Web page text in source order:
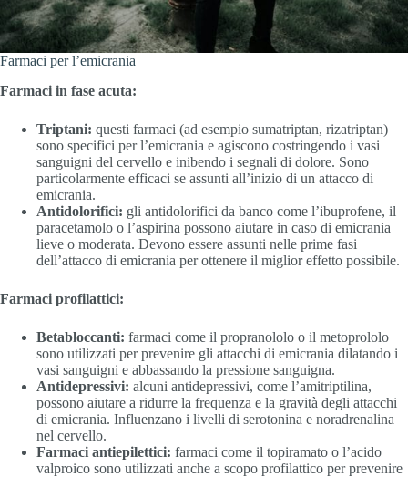
Farmaci per l’emicrania
Farmaci in fase acuta:
Triptani: questi farmaci (ad esempio sumatriptan, rizatriptan)
sono specifici per l’emicrania e agiscono costringendo i vasi
sanguigni del cervello e inibendo i segnali di dolore. Sono
particolarmente efficaci se assunti all’inizio di un attacco di
emicrania.
Antidolorifici: gli antidolorifici da banco come l’ibuprofene, il
paracetamolo o l’aspirina possono aiutare in caso di emicrania
lieve o moderata. Devono essere assunti nelle prime fasi
dell’attacco di emicrania per ottenere il miglior effetto possibile.
Farmaci profilattici:
Betabloccanti: farmaci come il propranololo o il metoprololo
sono utilizzati per prevenire gli attacchi di emicrania dilatando i
vasi sanguigni e abbassando la pressione sanguigna.
Antidepressivi: alcuni antidepressivi, come l’amitriptilina,
possono aiutare a ridurre la frequenza e la gravità degli attacchi
di emicrania. Influenzano i livelli di serotonina e noradrenalina
nel cervello.
Farmaci antiepilettici: farmaci come il topiramato o l’acido
valproico sono utilizzati anche a scopo profilattico per prevenire